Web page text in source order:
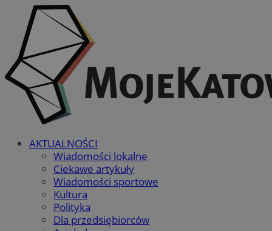
AKTUALNOŚCI
Wiadomości lokalne
Ciekawe artykuły
Wiadomości sportowe
Kultura
Polityka
Dla przedsiębiorców